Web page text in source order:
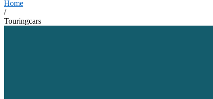
Home
/
Touringcars